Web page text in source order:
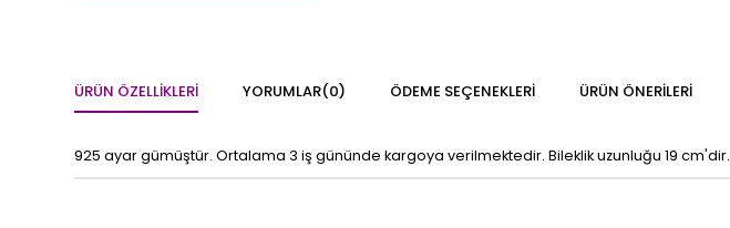
ÜRÜN ÖZELLIKLERI YORUMLAR(0) ÖDEME SEÇENEKLERI ÜRÜN ÖNERILERI
925 ayar gümüştür. Ortalama 3 iş gününde kargoya verilmektedir. Bileklik uzunluğu 19 cm'dir.